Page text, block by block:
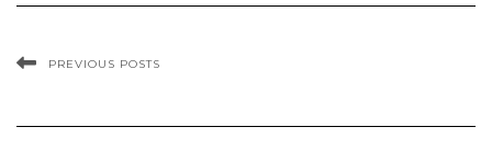
PREVIOUS POSTS